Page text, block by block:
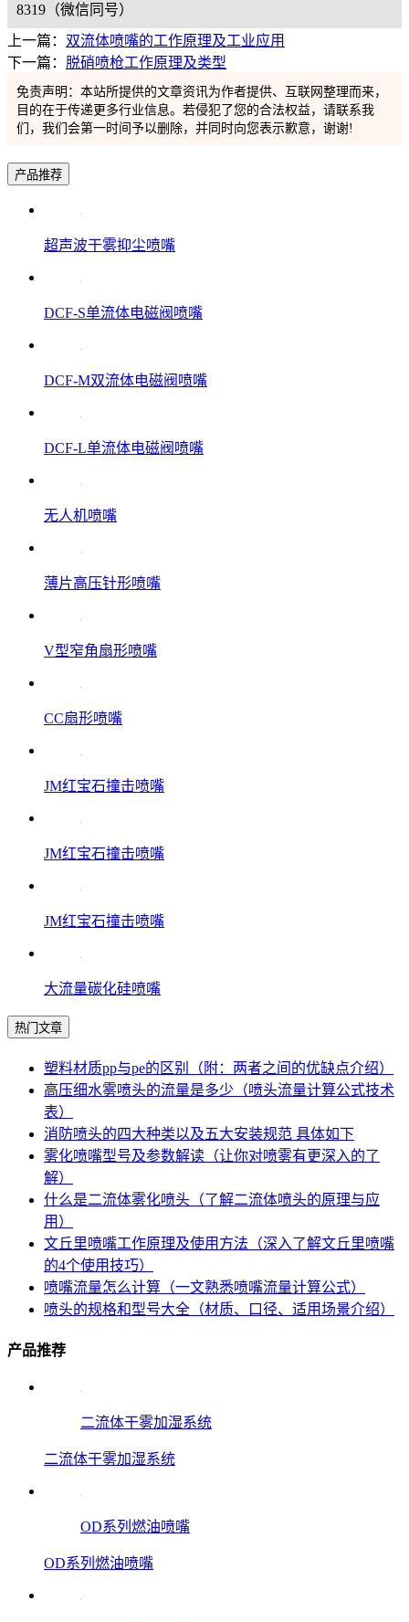
8319（微信同号）
上一篇： 双流体喷嘴的工作原理及工业应用
下一篇： 脱硝喷枪工作原理及类型
免责声明：本站所提供的文章资讯为作者提供、互联网整理而来，
目的在于传递更多行业信息。若侵犯了您的合法权益，请联系我
们，我们会第一时间予以删除，并同时向您表示歉意，谢谢!
产品推荐
超声波干雾抑尘喷嘴
DCF-S单流体电磁阀喷嘴
DCF-M双流体电磁阀喷嘴
DCF-L单流体电磁阀喷嘴
无人机喷嘴
薄片高压针形喷嘴
V型窄角扇形喷嘴
CC扇形喷嘴
JM红宝石撞击喷嘴
JM红宝石撞击喷嘴
JM红宝石撞击喷嘴
大流量碳化硅喷嘴
热门文章
塑料材质pp与pe的区别（附：两者之间的优缺点介绍）
高压细水雾喷头的流量是多少（喷头流量计算公式技术
表）
消防喷头的四大种类以及五大安装规范 具体如下
雾化喷嘴型号及参数解读（让你对喷雾有更深入的了
解）
什么是二流体雾化喷头（了解二流体喷头的原理与应
用）
文丘里喷嘴工作原理及使用方法（深入了解文丘里喷嘴
的4个使用技巧）
喷嘴流量怎么计算（一文熟悉喷嘴流量计算公式）
喷头的规格和型号大全（材质、口径、适用场景介绍）
产品推荐
二流体干雾加湿系统
二流体干雾加湿系统
OD系列燃油喷嘴
OD系列燃油喷嘴